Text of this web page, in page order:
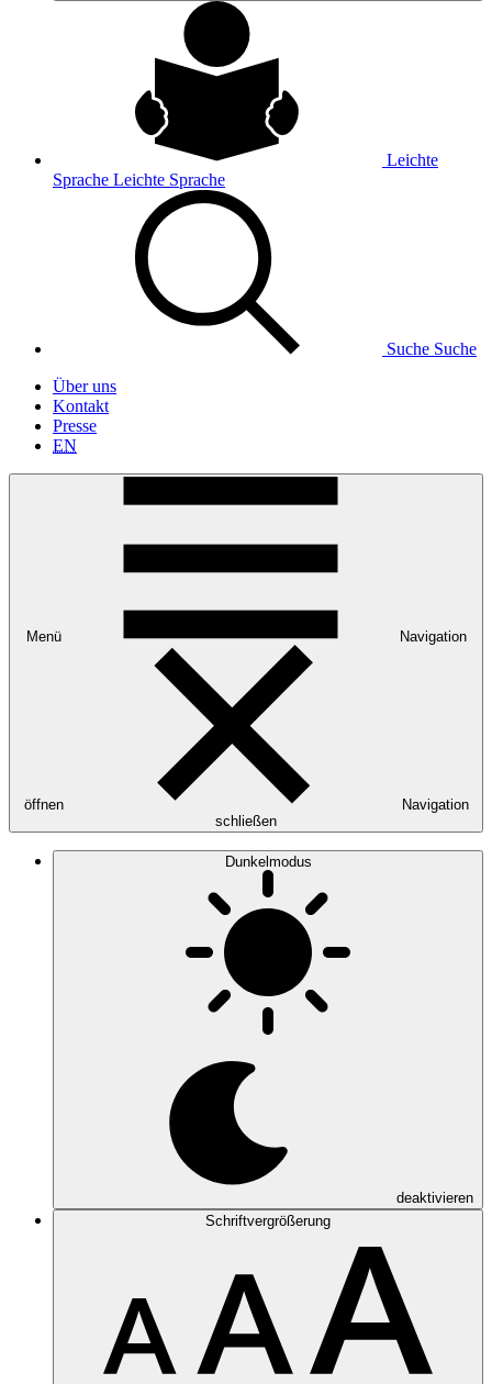
Leichte
Sprache Leichte Sprache
Suche Suche
Über uns
Kontakt
Presse
EN
Menü Navigation
öffnen
Navigation
schließen
Dunkelmodus
deaktivieren
Schriftvergrößerung